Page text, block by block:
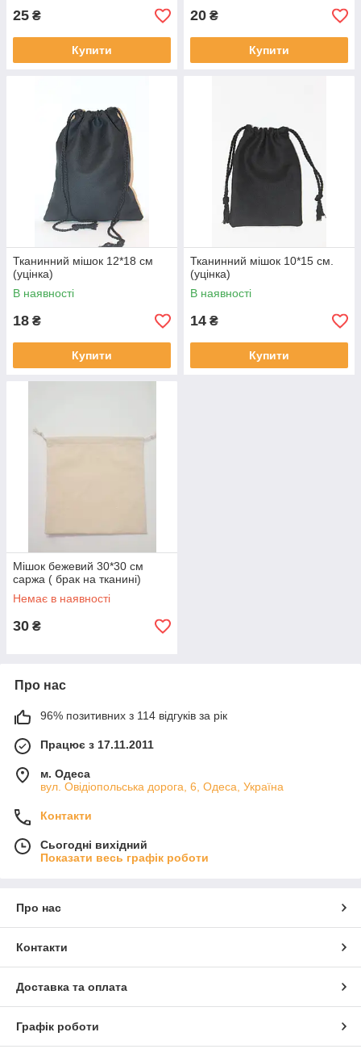
25 ₴
Купити
20 ₴
Купити
Тканинний мішок 12*18 см
(уцінка)
В наявності
18 ₴
Купити
Тканинний мішок 10*15 см.
(уцінка)
В наявності
14 ₴
Купити
Мішок бежевий 30*30 см
саржа ( брак на тканині)
Немає в наявності
30 ₴
Про нас
96% позитивних з 114 відгуків за рік
Працює з 17.11.2011
м. Одеса
вул. Овідіопольська дорога, 6, Одеса, Україна
Контакти
Сьогодні вихідний
Показати весь графік роботи
Про нас
Контакти
Доставка та оплата
Графік роботи